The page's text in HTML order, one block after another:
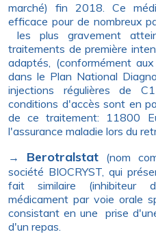
marché) fin 2018. Ce
efficace pour de nombreux
les plus gravement
traitements de première
adaptés, (conformément
dans le Plan National
injections régulières de
conditions d'accès sont en
de ce traitement: 11800
l'assurance maladie lors du
→ Berotralstat (nom
société BIOCRYST, qui
fait similaire (inhibiteur
médicament par voie orale
consistant en une prise
d'un repas.